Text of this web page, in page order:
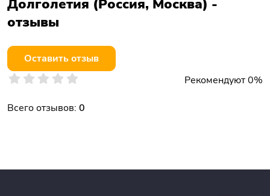
Долголетия (Россия, Москва) -
отзывы
Рекомендуют 0%
Оставить отзыв
Всего отзывов: 0